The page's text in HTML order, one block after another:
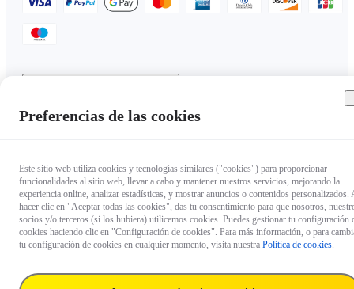
Preferencias de las cookies
Este sitio web utiliza cookies y tecnologías similares ("cookies") para proporcionar
funcionalidades al sitio web, llevar a cabo y mantener nuestros servicios, mejorando la
experiencia online, analizar estadísticas, y mostrar anuncios o contenidos personalizados.
hacer clic en "Aceptar todas las cookies", das tu consentimiento para que nosotros,
socios y/o terceros (si los hubiera) utilicemos cookies. Puedes gestionar tu configuración
cookies haciendo clic en "Configuración de cookies". Para más información, o para
tu configuración de cookies en cualquier momento, visita nuestra Política de cookies.